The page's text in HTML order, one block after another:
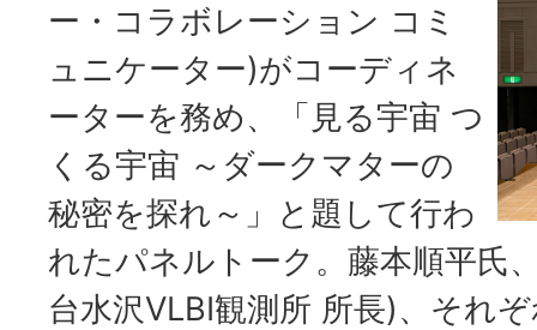
ー・コラボレーション コミ
ュニケーター)がコーディネ
ーターを務め、「見る宇宙 つ
くる宇宙 ～ダークマターの
秘密を探れ～」と題して行わ
れたパネルトーク。藤本順平氏
台水沢VLBI観測所 所長)、それ